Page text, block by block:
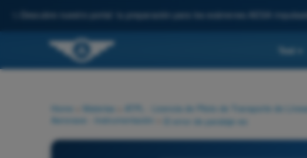
Descubre nuestro portal: tu preparación para los exámenes AESA
Test
Home Materias ATPL - Licencia de Piloto de Transporte de
Aeronave - Instrumentación
El error de paralaje es: